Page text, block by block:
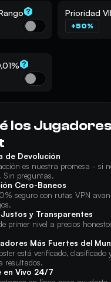
Prioridad
+50%
los
de Devolución
es nuestra promesa - si
Sin preguntas.
Cero-Baneos
seguro con rutas VPN
y Transparentes
primer nivel a precios
Más Fuertes del
está verificado,
resultados.
en Vivo 24/7